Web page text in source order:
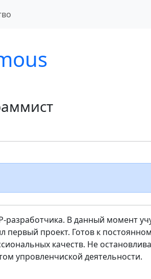
разработчика. В данный момент
первый проект. Готов к
качеств. Не
упровленчиской деятельности.